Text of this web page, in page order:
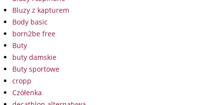
Bluzy z kapturem
Body basic
born2be free
Buty
buty damskie
Buty sportowe
cropp
Czółenka